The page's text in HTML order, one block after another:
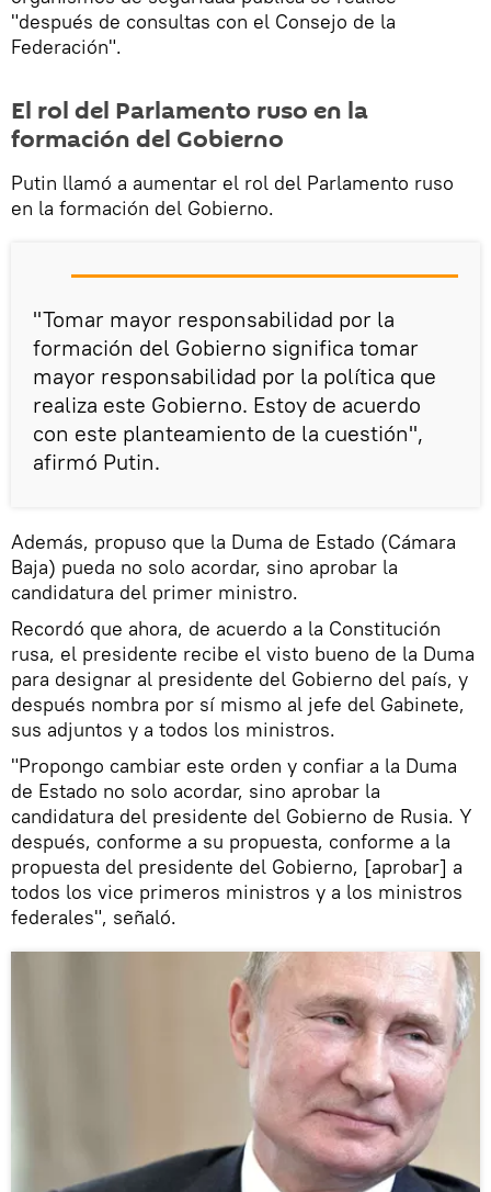
"después de consultas con el Consejo de la
Federación".
El rol del Parlamento ruso en la
formación del Gobierno
Putin llamó a aumentar el rol del Parlamento ruso
en la formación del Gobierno.
"Tomar mayor responsabilidad por la
formación del Gobierno significa tomar
mayor responsabilidad por la política que
realiza este Gobierno. Estoy de acuerdo
con este planteamiento de la cuestión",
afirmó Putin.
Además, propuso que la Duma de Estado (Cámara
Baja) pueda no solo acordar, sino aprobar la
candidatura del primer ministro.
Recordó que ahora, de acuerdo a la Constitución
rusa, el presidente recibe el visto bueno de la Duma
para designar al presidente del Gobierno del país, y
después nombra por sí mismo al jefe del Gabinete,
sus adjuntos y a todos los ministros.
"Propongo cambiar este orden y confiar a la Duma
de Estado no solo acordar, sino aprobar la
candidatura del presidente del Gobierno de Rusia. Y
después, conforme a su propuesta, conforme a la
propuesta del presidente del Gobierno, [aprobar] a
todos los vice primeros ministros y a los ministros
federales", señaló.